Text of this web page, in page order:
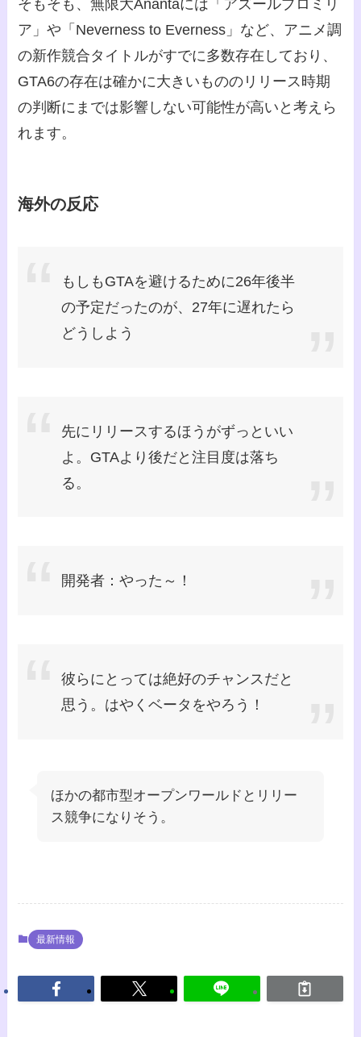
そもそも、無限大Anantaには「アズールプロミリ
ア」や「Neverness to Everness」など、アニメ調
の新作競合タイトルがすでに多数存在しており、
GTA6の存在は確かに大きいもののリリース時期
の判断にまでは影響しない可能性が高いと考えら
れます。
海外の反応
もしもGTAを避けるために26年後半
の予定だったのが、27年に遅れたら
どうしよう
先にリリースするほうがずっといい
よ。GTAより後だと注目度は落ち
る。
開発者：やった～！
彼らにとっては絶好のチャンスだと
思う。はやくベータをやろう！
ほかの都市型オープンワールドとリリー
ス競争になりそう。
最新情報